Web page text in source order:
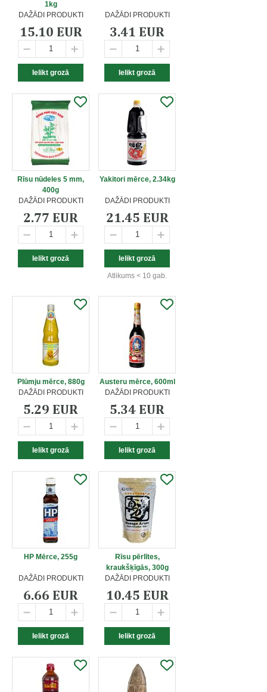
1kg
DAŽĀDI PRODUKTI
15.10 EUR
DAŽĀDI PRODUKTI
3.41 EUR
Rīsu nūdeles 5 mm,
400g
DAŽĀDI PRODUKTI
2.77 EUR
Yakitori mērce, 2.34kg
DAŽĀDI PRODUKTI
21.45 EUR
Atlikums < 10 gab.
Plūmju mērce, 880g
DAŽĀDI PRODUKTI
5.29 EUR
Austeru mērce, 600ml
DAŽĀDI PRODUKTI
5.34 EUR
HP Mērce, 255g
DAŽĀDI PRODUKTI
6.66 EUR
Rīsu pērlītes,
kraukšķīgās, 300g
DAŽĀDI PRODUKTI
10.45 EUR